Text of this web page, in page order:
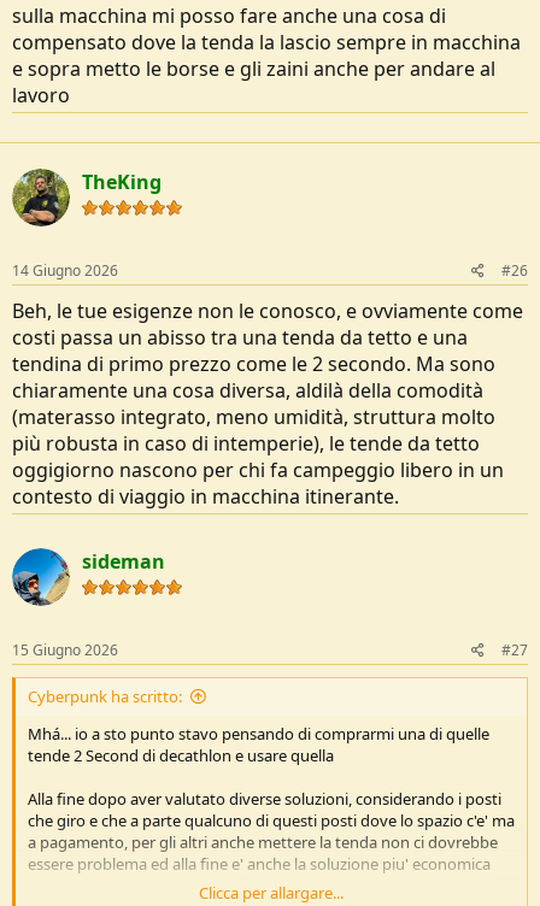
sulla macchina mi posso fare anche una cosa di
compensato dove la tenda la lascio sempre in macchina
e sopra metto le borse e gli zaini anche per andare al
lavoro
TheKing
14 Giugno 2026 #26
Beh, le tue esigenze non le conosco, e ovviamente come
costi passa un abisso tra una tenda da tetto e una
tendina di primo prezzo come le 2 secondo. Ma sono
chiaramente una cosa diversa, aldilà della comodità
(materasso integrato, meno umidità, struttura molto
più robusta in caso di intemperie), le tende da tetto
oggigiorno nascono per chi fa campeggio libero in un
contesto di viaggio in macchina itinerante.
sideman
15 Giugno 2026 #27
Cyberpunk ha scritto:
Mhá... io a sto punto stavo pensando di comprarmi una di quelle
tende 2 Second di decathlon e usare quella
Alla fine dopo aver valutato diverse soluzioni, considerando i posti
che giro e che a parte qualcuno di questi posti dove lo spazio c'e' ma
a pagamento, per gli altri anche mettere la tenda non ci dovrebbe
essere problema ed alla fine e' anche la soluzione piu' economica
Clicca per allargare...